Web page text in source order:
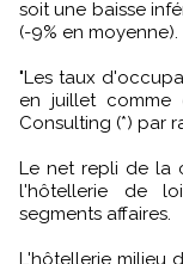
soit une baisse
(-9% en moyenne).
"Les taux
en juillet comme
Consulting (*) par
Le net repli de la
l'hôtellerie de
segments affaires.
L'hôtellerie milieu